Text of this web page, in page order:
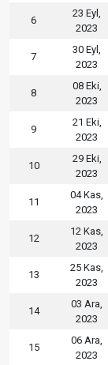
6
23 Eyl,
2023
7
30 Eyl,
2023
8
08 Eki,
2023
9
21 Eki,
2023
10
29 Eki,
2023
11
04 Kas,
2023
12
12 Kas,
2023
13
25 Kas,
2023
14
03 Ara,
2023
15
06 Ara,
2023